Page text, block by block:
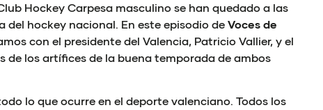
flecha
arriba/abajo
para
aumentar
disminuir
Hockey Carpesa masculino se han quedado a las
hockey nacional. En este episodio de Voces de
con el presidente del Valencia, Patricio Vallier, y el
de los artífices de la buena temporada de ambos
lo que ocurre en el deporte valenciano. Todos los